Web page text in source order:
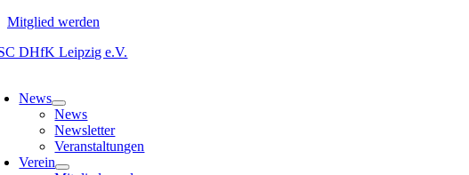
Mitglied werden
Zum
News
News
Newsletter
Veranstaltungen
Verein